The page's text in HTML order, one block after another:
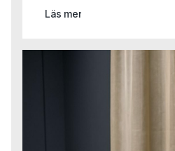
internationella organisationer, har
AI kan frigöra tid, förbättra
mervärde inom HR, men också
och organisatoriska hinder som ofta
utvecklingen.Vad gör man när AI-
verkligheten?Hur säkrar man tillit,
Läs mer